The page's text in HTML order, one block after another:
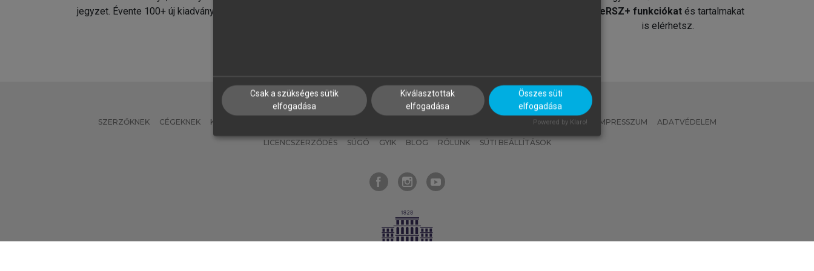
jegyzet. Évente 100+ új kiadvány.
MeRSZ+ funkciókat és tartalmakat
is elérhetsz.
SZERZŐKNEK CÉGEKNEK KÖNYVTÁROSOKNAK MI – ÁLTALÁNOS IRÁNYELVEK IMPRESSZUM ADATVÉDELEM
LICENCSZERZŐDÉS SÚGÓ GYIK BLOG RÓLUNK SÜTI BEÁLLÍTÁSOK
Csak a szükséges sütik
elfogadása
Kiválasztottak
elfogadása
Összes süti
elfogadása
Powered by Klaro!